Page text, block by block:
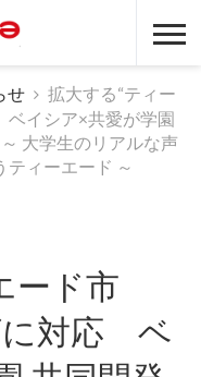
ベイシア
せ
拡大する“ティー
イシア×共愛が学園
大学生のリアルな声
ィーエード ～
ード市
に対応 ベ